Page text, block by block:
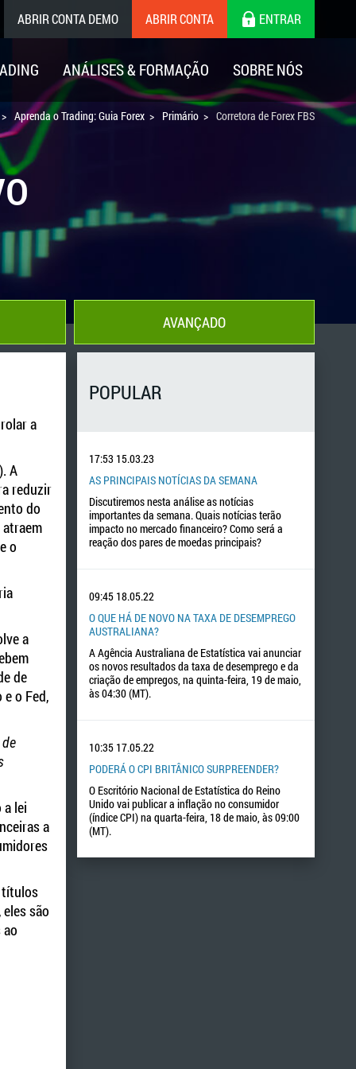
ABRIR CONTA DEMO ABRIR CONTA ENTRAR
ANÁLISES & FORMAÇÃO SOBRE NÓS
Aprenda o Trading: Guia Forex Primário Corretora de Forex FBS
AVANÇADO
a
A
reduzir
do
o
a
de
o Fed,
lei
a
títulos
são
POPULAR
17:53 15.03.23
AS PRINCIPAIS NOTÍCIAS DA SEMANA
Discutiremos nesta análise as notícias
importantes da semana. Quais notícias terão
impacto no mercado financeiro? Como será a
reação dos pares de moedas principais?
09:45 18.05.22
O QUE HÁ DE NOVO NA TAXA DE DESEMPREGO
AUSTRALIANA?
A Agência Australiana de Estatística vai anunciar
os novos resultados da taxa de desemprego e da
criação de empregos, na quinta-feira, 19 de maio,
às 04:30 (MT).
10:35 17.05.22
PODERÁ O CPI BRITÂNICO SURPREENDER?
O Escritório Nacional de Estatística do Reino
Unido vai publicar a inflação no consumidor
(índice CPI) na quarta-feira, 18 de maio, às 09:00
(MT).